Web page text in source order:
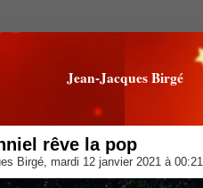
Jean-Jacques Birgé
rêve la pop
Birgé, mardi 12 janvier 2021 à